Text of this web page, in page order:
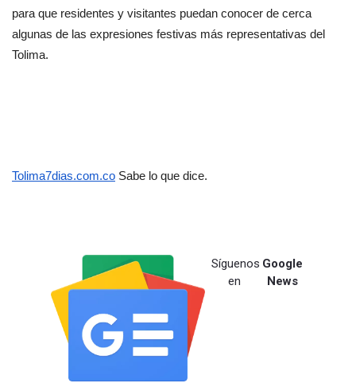
para que residentes y visitantes puedan conocer de cerca
algunas de las expresiones festivas más representativas del
Tolima.
Tolima7dias.com.co Sabe lo que dice.
Síguenos
en
Google
News